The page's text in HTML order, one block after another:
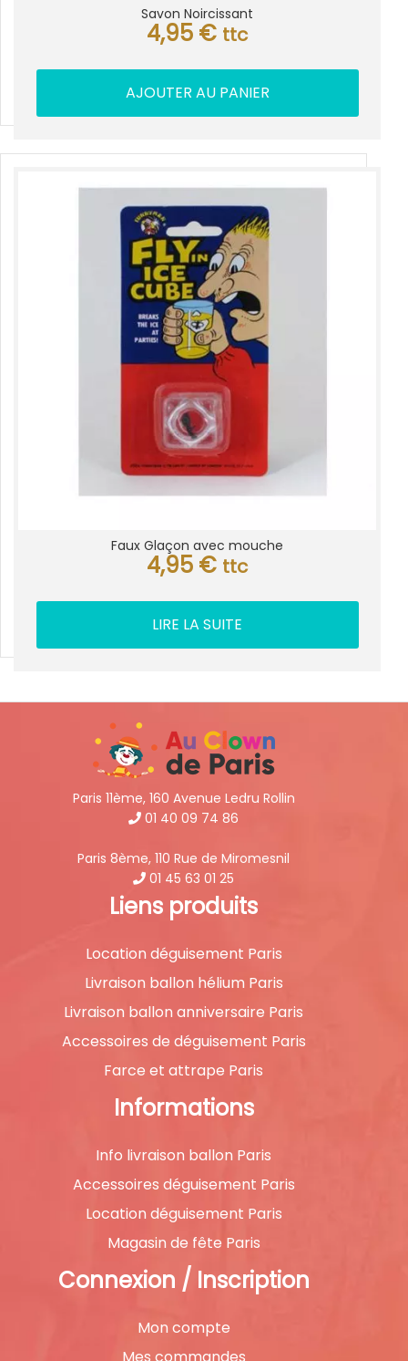
Savon Noircissant
4,95 € ttc
AJOUTER AU PANIER
Faux Glaçon avec mouche
4,95 € ttc
LIRE LA SUITE
Paris 11ème, 160 Avenue Ledru Rollin
01 40 09 74 86
Paris 8ème, 110 Rue de Miromesnil
01 45 63 01 25
Liens produits
Location déguisement Paris
Livraison ballon hélium Paris
Livraison ballon anniversaire Paris
Accessoires de déguisement Paris
Farce et attrape Paris
Informations
Info livraison ballon Paris
Accessoires déguisement Paris
Location déguisement Paris
Magasin de fête Paris
Connexion / Inscription
Mon compte